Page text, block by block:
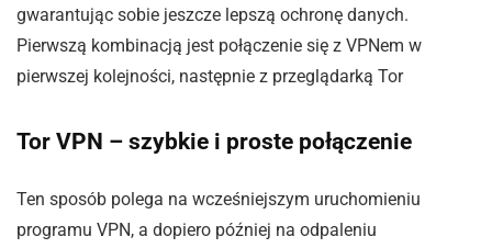
gwarantując sobie jeszcze lepszą ochronę danych.
Pierwszą kombinacją jest połączenie się z VPNem w
pierwszej kolejności, następnie z przeglądarką Tor
Tor VPN – szybkie i proste połączenie
Ten sposób polega na wcześniejszym uruchomieniu
programu VPN, a dopiero później na odpaleniu